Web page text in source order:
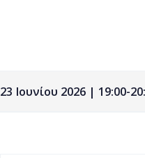
23 Ιουνίου 2026 | 19:00-